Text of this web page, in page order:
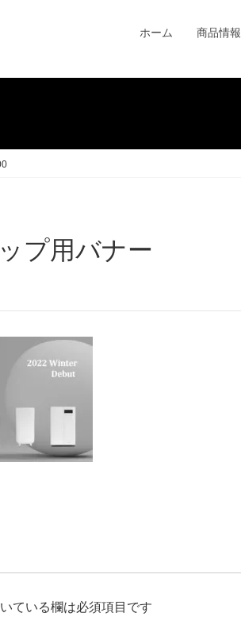
ホーム 商品情報
ている欄は必須項目です